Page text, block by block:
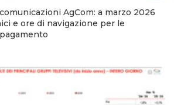
AgCom: a marzo 2026
e ore di navigazione per le